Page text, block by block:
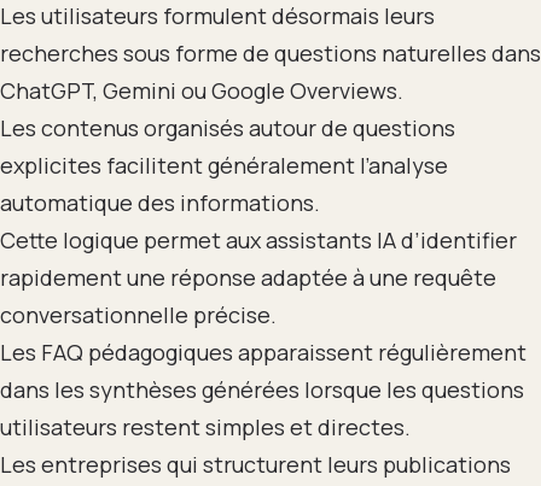
Les utilisateurs formulent désormais leurs
recherches sous forme de questions naturelles dans
ChatGPT, Gemini ou Google Overviews.
Les contenus organisés autour de questions
explicites facilitent généralement l’analyse
automatique des informations.
Cette logique permet aux assistants IA d’identifier
rapidement une réponse adaptée à une requête
conversationnelle précise.
Les FAQ pédagogiques apparaissent régulièrement
dans les synthèses générées lorsque les questions
utilisateurs restent simples et directes.
Les entreprises qui structurent leurs publications